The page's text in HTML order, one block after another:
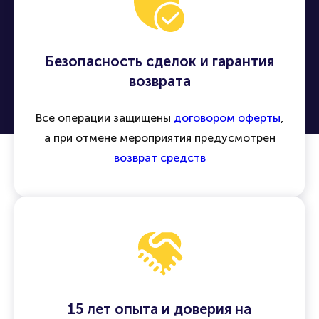
Безопасность сделок и гарантия
возврата
Все операции защищены договором оферты,
а при отмене мероприятия предусмотрен
возврат средств
15 лет опыта и доверия на